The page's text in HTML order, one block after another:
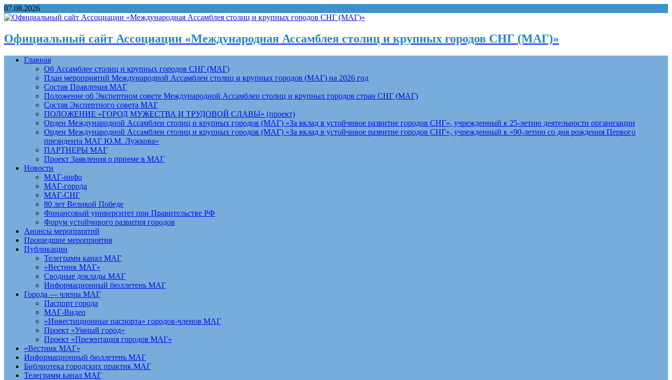
07.08.2026
Официальный сайт Ассоциации «Международная Ассамблея столиц и крупных городов СНГ (МАГ)»
Главная
Об Ассамблее столиц и крупных городов СНГ (МАГ)
План мероприятий Международной Ассамблеи столиц и крупных городов (МАГ) на 2026 год
Состав Правления МАГ
Положение об Экспертном совете Международной Ассамблеи столиц и крупных городов стран СНГ (МАГ)
Состав Экспертного совета МАГ
ПОЛОЖЕНИЕ «ГОРОД МУЖЕСТВА И ТРУДОВОЙ СЛАВЫ» (проект)
Орден Международной Ассамблеи столиц и крупных городов (МАГ) «За вклад в устойчивое развитие городов СНГ», учрежденный к 25-летию деятельности организации
Орден Международной Ассамблеи столиц и крупных городов (МАГ) «За вклад в устойчивое развитие городов СНГ», учрежденный к «90-летию со дня рождения Первого
президента МАГ Ю.М. Лужкова»
ПАРТНЕРЫ МАГ
Проект Заявления о приеме в МАГ
Новости
МАГ-инфо
МАГ-города
МАГ-СНГ
80 лет Великой Победе
Финансовый университет при Правительстве РФ
Форум устойчивого развития городов
Анонсы мероприятий
Прошедшие мероприятия
Публикации
Телеграмм канал МАГ
«Вестник МАГ»
Сводные доклады МАГ
Информационный бюллетень МАГ
Города — члены МАГ
Паспорт города
МАГ-Видео
«Инвестиционные паспорта» городов-членов МАГ
Проект «Умный город»
Проект «Презентация городов МАГ»
«Вестник МАГ»
Информационный бюллетень МАГ
Библиотека городских практик МАГ
Телеграмм канал МАГ